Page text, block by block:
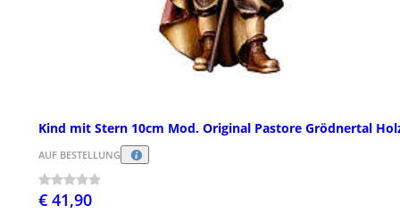
Kind mit Stern 10cm Mod. Original Pastore Grödnertal
AUF BESTELLUNG
€ 41,90